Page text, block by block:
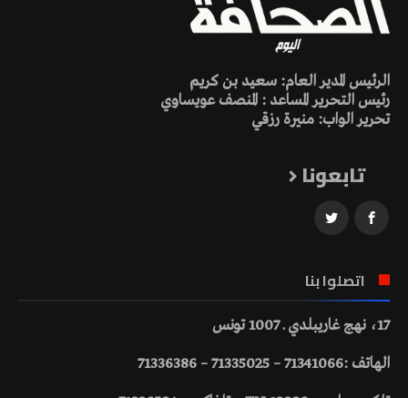
الرئيس المدير العام: سعيد بن كريم
رئيس التحرير المساعد : المنصف عويساوي
تحرير الواب: منيرة رزقي
تابعونا
اتصلوا بنا
17، نهج غاريبلدي ـ 1007 تونس
الهاتف :71341066 – 71335025 – 71336386